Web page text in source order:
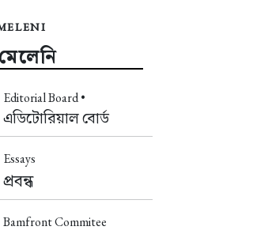
Editorial Board •
এডিটোরিয়াল বোর্ড
Essays
প্রবন্ধ
Bamfront Commitee